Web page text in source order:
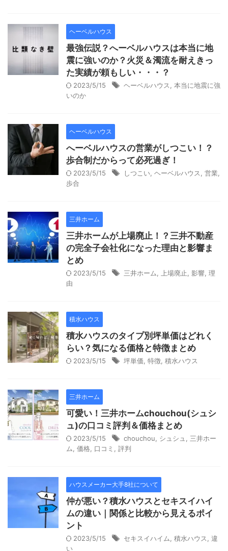
ヘーベルハウス
最強伝説？へーベルハウスは本当に地
震に強いのか？火災＆濁流を耐えきっ
た実績が頼もしい・・・？
2023/5/15 ヘーベルハウス
本当に地震に強
いのか
ヘーベルハウス
へーベルハウスの営業がしつこい！？
歩合制だからって必死過ぎ！
2023/5/15 しつこい ヘーベルハウス 営業
歩合
三井ホーム
三井ホームが上場廃止！？三井不動産
の完全子会社化になった理由と影響ま
とめ
2023/5/15 三井ホーム 上場廃止 影響 理
由
積水ハウス
積水ハウスのタイプ別坪単価はどれく
らい？気になる価格と特徴まとめ
2023/5/15 坪単価 特徴 積水ハウス
三井ホーム
可愛い！三井ホームchouchou(シュシ
ュ)の口コミ評判＆価格まとめ
2023/5/15 chouchou シュシュ
三井ホー
ム
価格 口コミ 評判
ハウスメーカー大手8社について
仲が悪い？積水ハウスとセキスイハイ
ムの違い｜関係と比較から見えるポイ
ント
2023/5/15 セキスイハイム 積水ハウス
違
い